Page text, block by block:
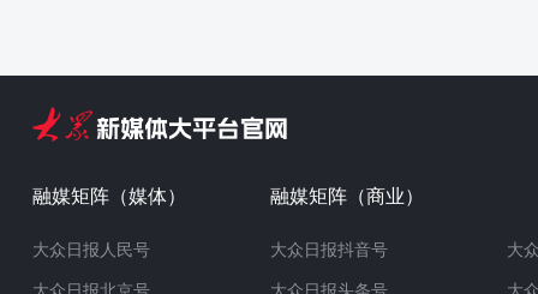
融媒矩阵（媒体）
大众日报人民号
大众日报北京号
融媒矩阵（商业）
大众日报抖音号
大众日报头条号
大
大